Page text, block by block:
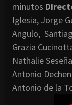
minutos
Iglesia, Jorge
Angulo,
Grazia
Nathalie
Antonio
Antonio de la